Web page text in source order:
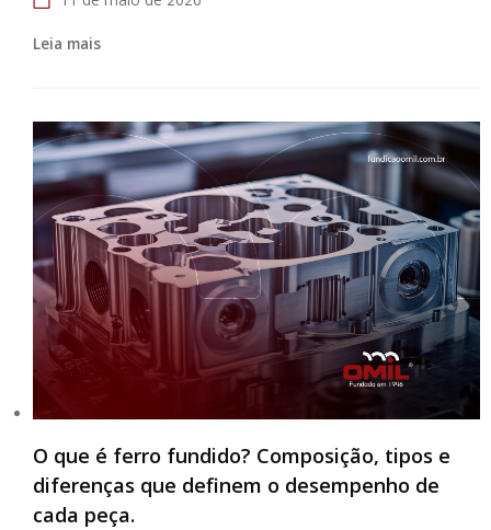
Leia mais
O que é ferro fundido? Composição, tipos e
diferenças que definem o desempenho de
cada peça.